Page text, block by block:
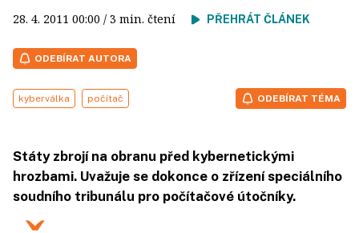
28. 4. 2011 00:00 / 3 min. čtení PŘEHRÁT ČLÁNEK
ODEBÍRAT AUTORA
kyberválka počítač ODEBÍRAT TÉMA
Státy zbrojí na obranu před kybernetickými
hrozbami. Uvažuje se dokonce o zřízení speciálního
soudního tribunálu pro počítačové útočníky.